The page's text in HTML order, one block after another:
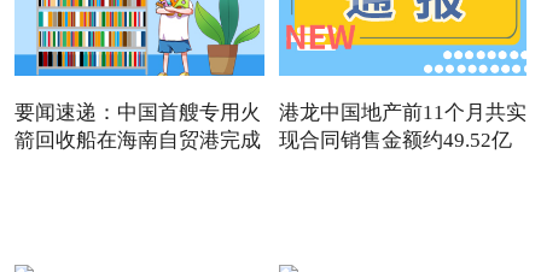
要闻速递：中国首艘专用火
箭回收船在海南自贸港完成
港龙中国地产前11个月共实
现合同销售金额约49.52亿